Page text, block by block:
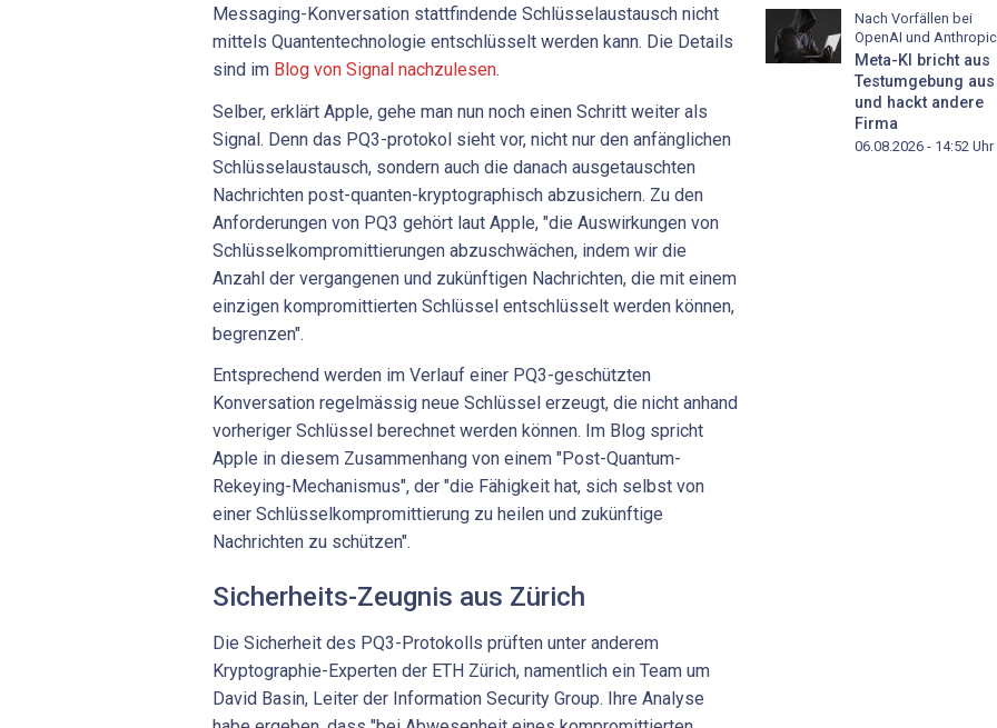
Messaging-Konversation stattfindende Schlüsselaustausch nicht
mittels Quantentechnologie entschlüsselt werden kann. Die Details
sind im Blog von Signal nachzulesen.
Selber, erklärt Apple, gehe man nun noch einen Schritt weiter als
Signal. Denn das PQ3-protokol sieht vor, nicht nur den anfänglichen
Schlüsselaustausch, sondern auch die danach ausgetauschten
Nachrichten post-quanten-kryptographisch abzusichern. Zu den
Anforderungen von PQ3 gehört laut Apple, "die Auswirkungen von
Schlüsselkompromittierungen abzuschwächen, indem wir die
Anzahl der vergangenen und zukünftigen Nachrichten, die mit einem
einzigen kompromittierten Schlüssel entschlüsselt werden können,
begrenzen".
Entsprechend werden im Verlauf einer PQ3-geschützten
Konversation regelmässig neue Schlüssel erzeugt, die nicht anhand
vorheriger Schlüssel berechnet werden können. Im Blog spricht
Apple in diesem Zusammenhang von einem "Post-Quantum-
Rekeying-Mechanismus", der "die Fähigkeit hat, sich selbst von
einer Schlüsselkompromittierung zu heilen und zukünftige
Nachrichten zu schützen".
Sicherheits-Zeugnis aus Zürich
Die Sicherheit des PQ3-Protokolls prüften unter anderem
Kryptographie-Experten der ETH Zürich, namentlich ein Team um
David Basin, Leiter der Information Security Group. Ihre Analyse
Nach Vorfällen bei
OpenAI und Anthropic
Meta-KI bricht aus
Testumgebung aus
und hackt andere
Firma
06.08.2026 - 14:52 Uhr